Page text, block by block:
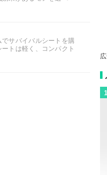
サバイバルシートを購
トは軽く、コンパクト